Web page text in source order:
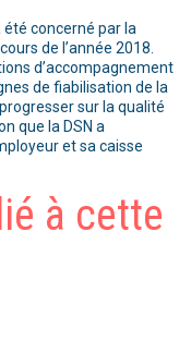
été concerné par la
de l’année 2018.
d’accompagnement
de fiabilisation de la
sur la qualité
que la DSN a
et sa caisse
à cette